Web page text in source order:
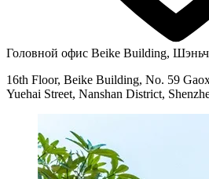
Головной офис Beike Building,
16th Floor, Beike Building, No. 59
Yuehai Street, Nanshan District,